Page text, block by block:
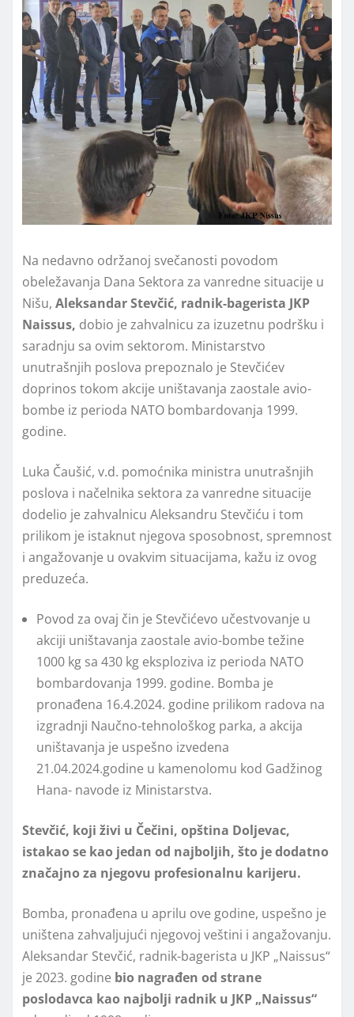
Na nedavno održanoj svečanosti povodom
obeležavanja Dana Sektora za vanredne situacije u
Nišu, Aleksandar Stevčić, radnik-bagerista JKP
Naissus, dobio je zahvalnicu za izuzetnu podršku i
saradnju sa ovim sektorom. Ministarstvo
unutrašnjih poslova prepoznalo je Stevčićev
doprinos tokom akcije uništavanja zaostale avio-
bombe iz perioda NATO bombardovanja 1999.
godine.
Luka Čaušić, v.d. pomoćnika ministra unutrašnjih
poslova i načelnika sektora za vanredne situacije
dodelio je zahvalnicu Aleksandru Stevčiću i tom
prilikom je istaknut njegova sposobnost, spremnost
i angažovanje u ovakvim situacijama, kažu iz ovog
preduzeća.
Povod za ovaj čin je Stevčićevo učestvovanje u
akciji uništavanja zaostale avio-bombe težine
1000 kg sa 430 kg eksploziva iz perioda NATO
bombardovanja 1999. godine. Bomba je
pronađena 16.4.2024. godine prilikom radova na
izgradnji Naučno-tehnološkog parka, a akcija
uništavanja je uspešno izvedena
21.04.2024.godine u kamenolomu kod Gadžinog
Hana- navode iz Ministarstva.
Stevčić, koji živi u Čečini, opština Doljevac,
istakao se kao jedan od najboljih, što je dodatno
značajno za njegovu profesionalnu karijeru.
Bomba, pronađena u aprilu ove godine, uspešno je
uništena zahvaljujući njegovoj veštini i angažovanju.
Aleksandar Stevčić, radnik-bagerista u JKP „Naissus“
je 2023. godine bio nagrađen od strane
poslodavca kao najbolјi radnik u JKP „Naissus“